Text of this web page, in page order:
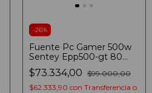
-26%
Fuente Pc Gamer 500w
Sentey Epp500-gt 80
Plus Bronze Atx Negro
$73.334,00 $99.000,00
$62.333,90 con Transferencia o